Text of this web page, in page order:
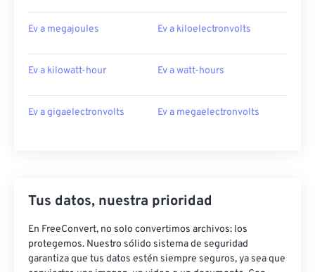
Ev a megajoules Ev a kiloelectronvolts
Ev a kilowatt-hour Ev a watt-hours
Ev a gigaelectronvolts Ev a megaelectronvolts
Tus datos, nuestra prioridad
En FreeConvert, no solo convertimos archivos: los
protegemos. Nuestro sólido sistema de seguridad
garantiza que tus datos estén siempre seguros, ya sea que